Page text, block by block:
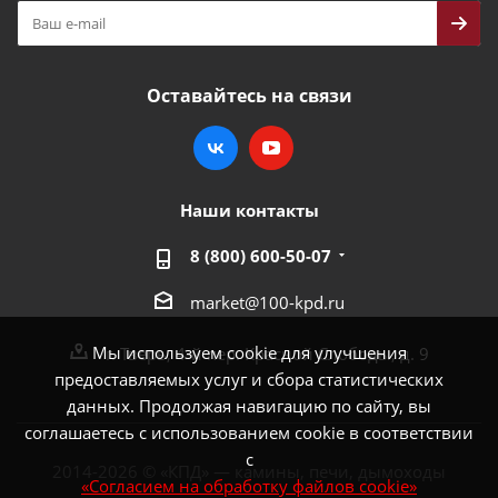
Мы используем cookie для улучшения
предоставляемых услуг и сбора статистических
данных. Продолжая навигацию по сайту, вы
соглашаетесь с использованием cookie в соответствии
с
«Согласием на обработку файлов cookie»
Оставайтесь на связи
Наши контакты
8 (800) 600-50-07
market@100-kpd.ru
г. Тверь, 4-й пер. Красной Слободы, д. 9
2014-2026 © «КПД» — камины, печи, дымоходы